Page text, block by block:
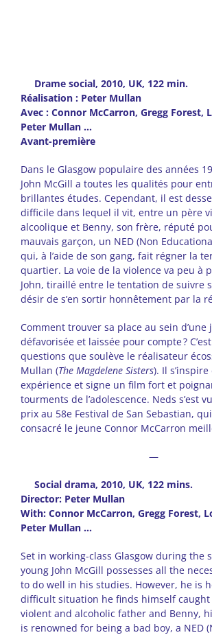
Drame social, 2010, UK, 122 min.
Réalisation : Peter Mullan
Avec : Connor McCarron, Gregg Forest,
Peter Mullan …
Avant-première
Dans le Glasgow populaire des années
John McGill a toutes les qualités pour
brillantes études. Cependant, il est
difficile dans lequel il vit, entre un père
alcoolique et Benny, son frère, réputé
mauvais garçon, un NED (Non
qui, à l’aide de son gang, fait régner la
quartier. La voie de la violence va peu à
John, tiraillé entre le tentation de suivre
désir de s’en sortir honnêtement par la
Comment trouver sa place au sein d’une
défavorisée et laissée pour compte ?
questions que soulève le réalisateur
Mullan (The Magdelene Sisters). Il
expérience et signe un film fort et
tourments de l’adolescence. Neds s’est
prix au 58e Festival de San Sebastian,
consacré le jeune Connor McCarron
—
Social drama, 2010, UK, 122 mins.
Director: Peter Mullan
With: Connor McCarron, Gregg Forest,
Peter Mullan …
Set in working-class Glasgow during the
young John McGill possesses all the
to do well in his studies. However, he is
difficult situation he finds himself caught
violent and alcoholic father and Benny,
is renowned for being a bad boy, a NED